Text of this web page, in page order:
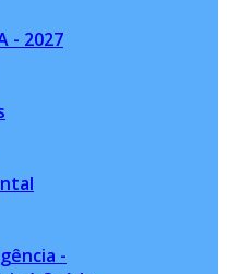
- 2027
-